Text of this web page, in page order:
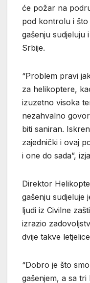
će požar na
pod kontrolu i što
gašenju sudjeluju
Srbije.
“Problem pravi
za helikoptere,
izuzetno visoka
nezahvalno
biti saniran.
zajednički i ovaj
i one do sada”,
Direktor
gašenju sudjeluje
ljudi iz Civilne
izrazio
dvije takve
“Dobro je što
gašenjem, a sa